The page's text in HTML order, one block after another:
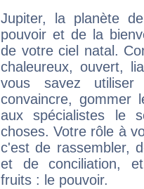
Jupiter, la planète
pouvoir et de la
de votre ciel natal.
chaleureux, ouvert,
vous savez
convaincre, gommer
aux spécialistes le
choses. Votre rôle à
c'est de rassembler,
et de conciliation,
fruits : le pouvoir.